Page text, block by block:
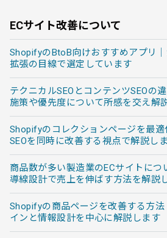
ECサイト改善について
ShopifyのBtoB向けおすすめアプリ
拡張の目線で選定しています
テクニカルSEOとコンテンツSEOの
施策や優先度について所感を交え解
Shopifyのコレクションページを最
SEOを同時に改善する視点で解説し
商品数が多い製造業のECサイトにつ
導線設計で売上を伸ばす方法を解説
Shopifyの商品ページを改善する方
インと情報設計を中心に解説します